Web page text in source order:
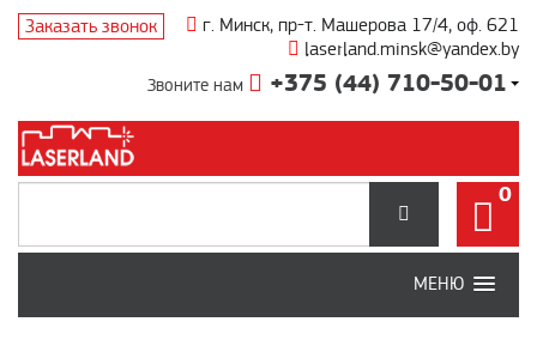
Заказать звонок
г. Минск, пр-т. Машерова 17/4, оф. 621
laserland.minsk@yandex.by
Звоните нам +375 (44) 710-50-01
МЕНЮ
0